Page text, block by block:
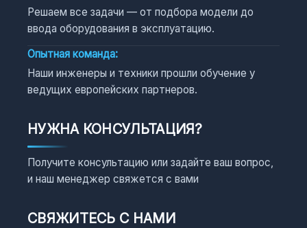
Решаем все задачи — от подбора модели до
ввода оборудования в эксплуатацию.
Опытная команда:
Наши инженеры и техники прошли обучение у
ведущих европейских партнеров.
НУЖНА КОНСУЛЬТАЦИЯ?
Получите консультацию или задайте ваш вопрос,
и наш менеджер свяжется с вами
СВЯЖИТЕСЬ С НАМИ